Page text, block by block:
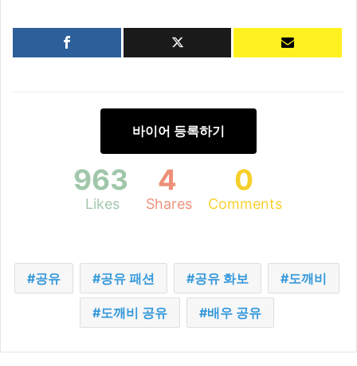
바이어 등록하기
963
Likes
4
Shares
0
Comments
공유 공유 패션 공유 화보 도깨비
도깨비 공유 배우 공유